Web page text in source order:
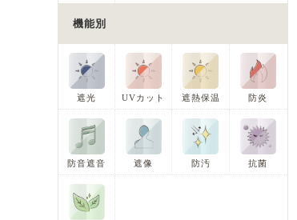
機能別
遮光 UVカット 遮熱保温 防炎
防音遮音 遮像 防汚 抗菌